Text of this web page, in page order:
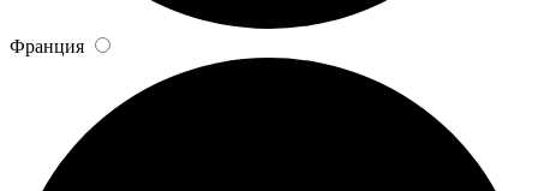
Франция